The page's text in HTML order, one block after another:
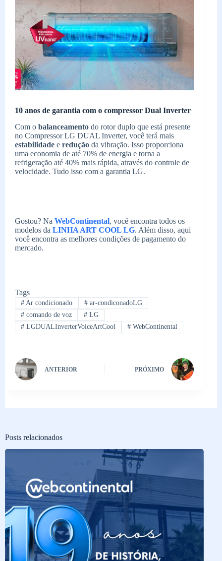
10 anos de garantia com o compressor Dual Inverter
Com o balanceamento do rotor duplo que está presente
no Compressor LG DUAL Inverter, você terá mais
estabilidade e redução da vibração. Isso proporciona
uma economia de até 70% de energia e torna a
refrigeração até 40% mais rápida, através do controle de
velocidade. Tudo isso com a garantia LG.
Gostou? Na WebContinental, você encontra todos os
modelos da LINHA ART COOL LG. Além disso, aqui
você encontra as melhores condições de pagamento do
mercado.
Tags
#Ar condicionado #ar-condiconadoLG
#comando de voz #LG
#LGDUALInverterVoiceArtCool #WebContinental
ANTERIOR PRÓXIMO
Posts relacionados